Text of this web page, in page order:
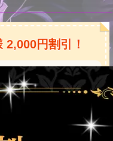
円割引！